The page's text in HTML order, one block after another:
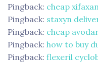
Pingback: cheap
Pingback: staxyn
Pingback: cheap
Pingback: how to buy
Pingback: flexeril